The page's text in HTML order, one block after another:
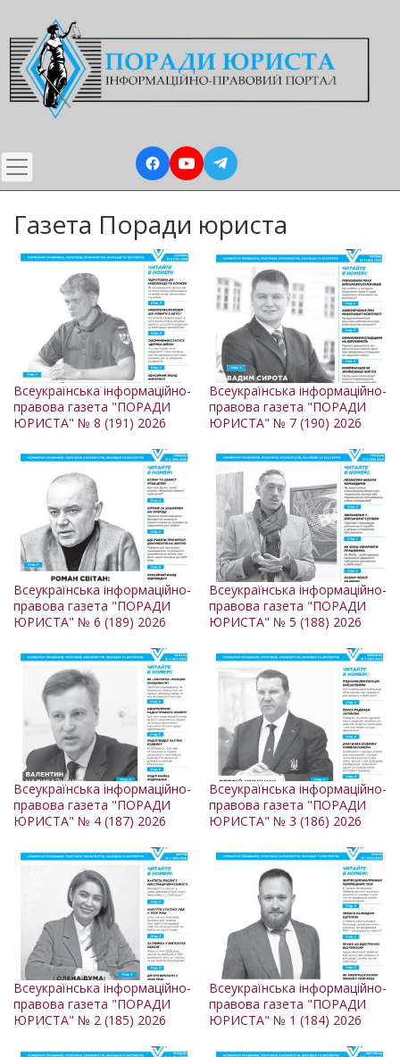
до
основного
вмісту
Газета Поради юриста
Всеукраїнська інформаційно-
правова газета "ПОРАДИ
ЮРИСТА" № 8 (191) 2026
Всеукраїнська інформаційно-
правова газета "ПОРАДИ
ЮРИСТА" № 7 (190) 2026
Всеукраїнська інформаційно-
правова газета "ПОРАДИ
ЮРИСТА" № 6 (189) 2026
Всеукраїнська інформаційно-
правова газета "ПОРАДИ
ЮРИСТА" № 5 (188) 2026
Всеукраїнська інформаційно-
правова газета "ПОРАДИ
ЮРИСТА" № 4 (187) 2026
Всеукраїнська інформаційно-
правова газета "ПОРАДИ
ЮРИСТА" № 3 (186) 2026
Всеукраїнська інформаційно-
правова газета "ПОРАДИ
ЮРИСТА" № 2 (185) 2026
Всеукраїнська інформаційно-
правова газета "ПОРАДИ
ЮРИСТА" № 1 (184) 2026